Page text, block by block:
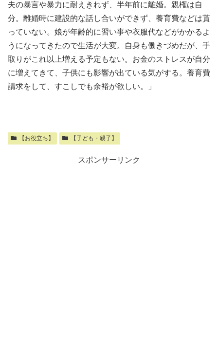
夫の暴言や暴力に耐えきれず、半年前に離婚。親権は自
分。離婚時に建設的な話し合いができず、養育費などは貰
っていない。娘が年齢的に習い事や衣服代などがかかるよ
うになってきたので生活が大変。自身も働きづめだが、手
取りがこれ以上増える予定もない。お金のストレスが自分
に増えてきて、子供にも影響が出ている気がする。養育費
請求をして、すこしでも余裕が欲しい。」
【お役立ち】 【子ども・親子】
スポンサーリンク